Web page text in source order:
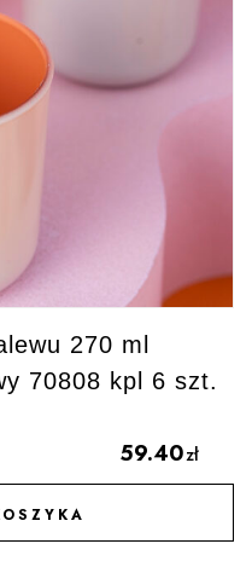
270 ml
70808 kpl 6 szt.
59.40zł